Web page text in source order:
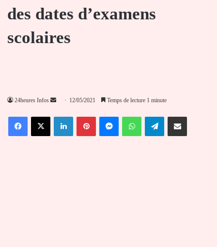
des dates d’examens
scolaires
24heures Infos
Envoyer
courriel
12/05/2021 Temps de lecture 1 minute
FacebookX LinkedinPinterestMessengerWhatsAppTelegramPartager par email